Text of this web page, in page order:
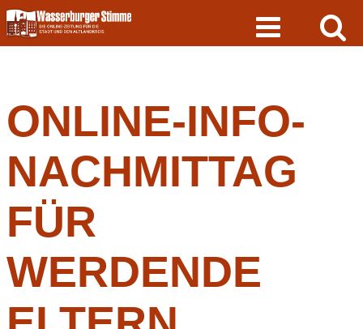
Skip
to
content
ONLINE-INFO-
NACHMITTAG
FÜR
WERDENDE